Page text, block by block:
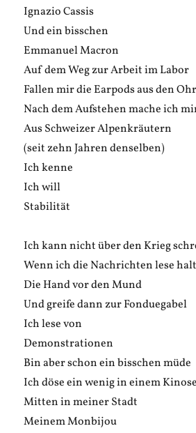
Ignazio Cassis
Und ein bisschen
Emmanuel Macron
Auf dem Weg zur Arbeit im Labor
Fallen mir die Earpods aus den
Nach dem Aufstehen mache ich
Aus Schweizer Alpenkräutern
(seit zehn Jahren denselben)
Ich kenne
Ich will
Stabilität
Ich kann nicht über den Krieg
Wenn ich die Nachrichten lese
Die Hand vor den Mund
Und greife dann zur Fonduegabel
Ich lese von
Demonstrationen
Bin aber schon ein bisschen müde
Ich döse ein wenig in einem
Mitten in meiner Stadt
Meinem Monbijou